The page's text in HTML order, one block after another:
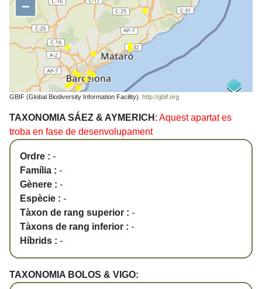
−
GBIF (Global Biodiversity Information Facility). http://gbif.org
TAXONOMIA SÁEZ & AYMERICH : Aquest apartat es
troba en fase de desenvolupament
Ordre : -
Família : -
Gènere : -
Espècie : -
Tàxon de rang superior : -
Tàxons de rang inferior : -
Híbrids : -
TAXONOMIA BOLOS & VIGO: